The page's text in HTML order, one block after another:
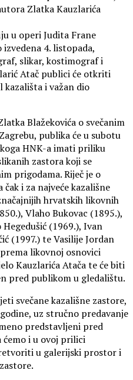
Zlatka Kauzlarića
u operi Judita Frane
4. listopada,
slikar, kostimograf i
Atač publici će otkriti
i važan dio
Blažekovića o svečanim
publika će u subotu
HNK-a imati priliku
zastora koji se
prigodama. Riječ je o
i za najveće kazališne
hrvatskih likovnih
Vlaho Bukovac (1895.),
(1969.), Ivan
(1997.) te Vasilije Jordan
likovnoj osnovici
Kauzlarića Atača te će biti
pred publikom u gledalištu.
svečane kazališne zastore,
uz stručno predavanje
predstavljeni pred
i u ovoj prilici
u galerijski prostor i